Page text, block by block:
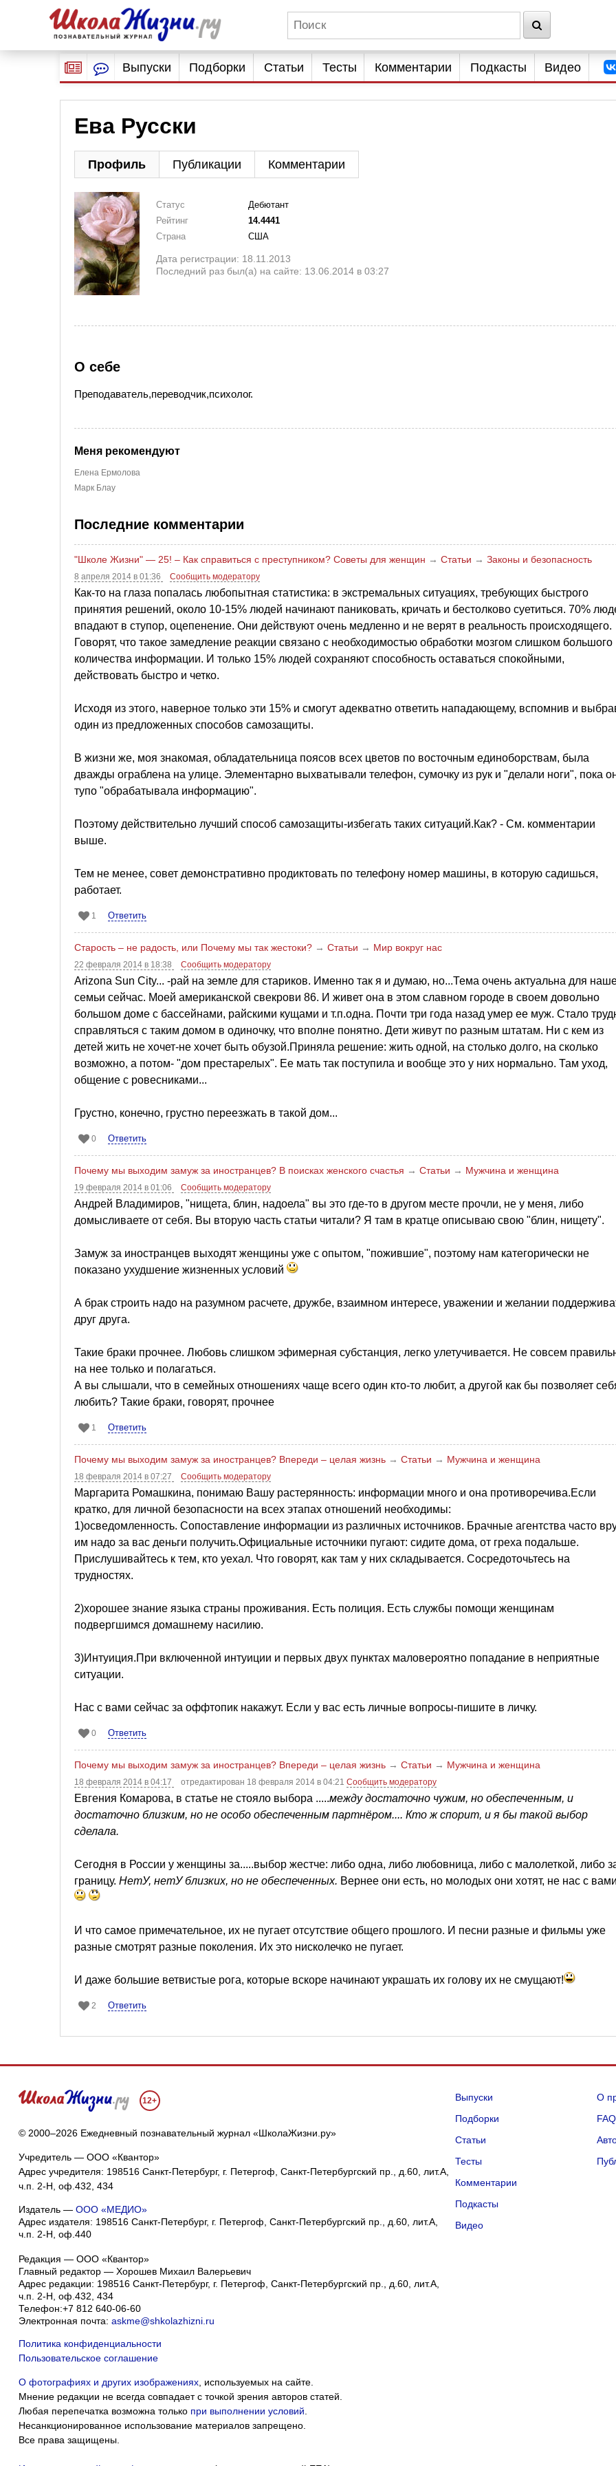
Выпуски Подборки Статьи Тесты Комментарии Подкасты Видео
Ева Русски
Профиль Публикации Комментарии
Статус
Дебютант
Рейтинг
14.4441
Страна
США
Дата регистрации: 18.11.2013
Последний раз был(а) на сайте: 13.06.2014 в 03:27
О себе
Преподаватель,переводчик,психолог.
Меня рекомендуют
Елена Ермолова
Марк Блау
Последние комментарии
"Школе Жизни" — 25! – Как справиться с преступником? Советы для женщин → Статьи → Законы и безопасность
8 апреля 2014 в 01:36 Сообщить модератору
Как-то на глаза попалась любопытная статистика: в экстремальных ситуациях, требующих быстрого
принятия решений, около 10-15% людей начинают паниковать, кричать и бестолково суетиться. 70%
впадают в ступор, оцепенение. Они действуют очень медленно и не верят в реальность происходящего.
Говорят, что такое замедление реакции связано с необходимостью обработки мозгом слишком большого
количества информации. И только 15% людей сохраняют способность оставаться спокойными,
действовать быстро и четко.
Исходя из этого, наверное только эти 15% и смогут адекватно ответить нападающему, вспомнив и
один из предложенных способов самозащиты.
В жизни же, моя знакомая, обладательница поясов всех цветов по восточным единоборствам, была
дважды ограблена на улице. Элементарно выхватывали телефон, сумочку из рук и "делали ноги", пока
тупо "обрабатывала информацию".
Поэтому действительно лучший способ самозащиты-избегать таких ситуаций.Как? - См. комментарии
выше.
Тем не менее, совет демонстративно продиктовать по телефону номер машины, в которую садишься,
работает.
1 Ответить
Старость – не радость, или Почему мы так жестоки? → Статьи → Мир вокруг нас
22 февраля 2014 в 18:38 Сообщить модератору
Arizona Sun City... -рай на земле для стариков. Именно так я и думаю, но...Тема очень актуальна для
семьи сейчас. Моей американской свекрови 86. И живет она в этом славном городе в своем довольно
большом доме с бассейнами, райскими кущами и т.п.одна. Почти три года назад умер ее муж. Стало
справляться с таким домом в одиночку, что вполне понятно. Дети живут по разным штатам. Ни с кем из
детей жить не хочет-не хочет быть обузой.Приняла решение: жить одной, на столько долго, на сколько
возможно, а потом- "дом престарелых". Ее мать так поступила и вообще это у них нормально. Там уход,
общение с ровесниками...
Грустно, конечно, грустно переезжать в такой дом...
0 Ответить
Почему мы выходим замуж за иностранцев? В поисках женского счастья → Статьи → Мужчина и женщина
19 февраля 2014 в 01:06 Сообщить модератору
Андрей Владимиров, "нищета, блин, надоела" вы это где-то в другом месте прочли, не у меня, либо
домысливаете от себя. Вы вторую часть статьи читали? Я там в кратце описываю свою "блин, нищету".
Замуж за иностранцев выходят женщины уже с опытом, "пожившие", поэтому нам категорически не
показано ухудшение жизненных условий
А брак строить надо на разумном расчете, дружбе, взаимном интересе, уважении и желании
друг друга.
Такие браки прочнее. Любовь слишком эфимерная субстанция, легко улетучивается. Не совсем
на нее только и полагаться.
А вы слышали, что в семейных отношениях чаще всего один кто-то любит, а другой как бы позволяет
любить? Такие браки, говорят, прочнее
1 Ответить
Почему мы выходим замуж за иностранцев? Впереди – целая жизнь → Статьи → Мужчина и женщина
18 февраля 2014 в 07:27 Сообщить модератору
Маргарита Ромашкина, понимаю Вашу растерянность: информации много и она противоречива.Если
кратко, для личной безопасности на всех этапах отношений необходимы:
1)осведомленность. Сопоставление информации из различных источников. Брачные агентства часто
им надо за вас деньги получить.Официальные источники пугают: сидите дома, от греха подальше.
Прислушивайтесь к тем, кто уехал. Что говорят, как там у них складывается. Сосредоточьтесь на
трудностях.
2)хорошее знание языка страны проживания. Есть полиция. Есть службы помощи женщинам
подвергшимся домашнему насилию.
3)Интуиция.При включенной интуиции и первых двух пунктах маловероятно попадание в неприятные
ситуации.
Нас с вами сейчас за оффтопик накажут. Если у вас есть личные вопросы-пишите в личку.
0 Ответить
Почему мы выходим замуж за иностранцев? Впереди – целая жизнь → Статьи → Мужчина и женщина
18 февраля 2014 в 04:17 отредактирован 18 февраля 2014 в 04:21 Сообщить модератору
Евгения Комарова, в статье не стояло выбора .....между достаточно чужим, но обеспеченным, и
достаточно близким, но не особо обеспеченным партнёром.... Кто ж спорит, и я бы такой выбор
сделала.
Сегодня в России у женщины за.....выбор жестче: либо одна, либо любовница, либо с малолеткой, либо
границу. НетУ, нетУ близких, но не обеспеченных. Вернее они есть, но молодых они хотят, не нас с
И что самое примечательное, их не пугает отсутствие общего прошлого. И песни разные и фильмы уже
разные смотрят разные поколения. Их это нисколечко не пугает.
И даже большие ветвистые рога, которые вскоре начинают украшать их голову их не смущают!
2 Ответить
12+
© 2000–2026 Ежедневный познавательный журнал «ШколаЖизни.ру»
Учредитель — ООО «Квантор»
Адрес учредителя: 198516 Санкт-Петербург, г. Петергоф, Санкт-Петербургский пр., д.60, лит.А,
ч.п. 2-Н, оф.432, 434
Издатель — ООО «МЕДИО»
Адрес издателя: 198516 Санкт-Петербург, г. Петергоф, Санкт-Петербургский пр., д.60, лит.А,
ч.п. 2-Н, оф.440
Редакция — ООО «Квантор»
Главный редактор — Хорошев Михаил Валерьевич
Адрес редакции: 198516 Санкт-Петербург, г. Петергоф, Санкт-Петербургский пр., д.60, лит.А,
ч.п. 2-Н, оф.432, 434
Телефон:+7 812 640-06-60
Электронная почта: askme@shkolazhizni.ru
Политика конфиденциальности
Пользовательское соглашение
О фотографиях и других изображениях, используемых на сайте.
Мнение редакции не всегда совпадает с точкой зрения авторов статей.
Любая перепечатка возможна только при выполнении условий.
Несанкционированное использование материалов запрещено.
Все права защищены.
Выпуски
Подборки
Статьи
Тесты
Комментарии
Подкасты
Видео
О
FAQ